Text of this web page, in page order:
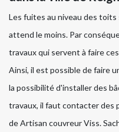
Les fuites au niveau des
attend le moins. Par
travaux qui servent à faire
Ainsi, il est possible de faire
la possibilité d'installer des
travaux, il faut contacter des
de Artisan couvreur Viss.